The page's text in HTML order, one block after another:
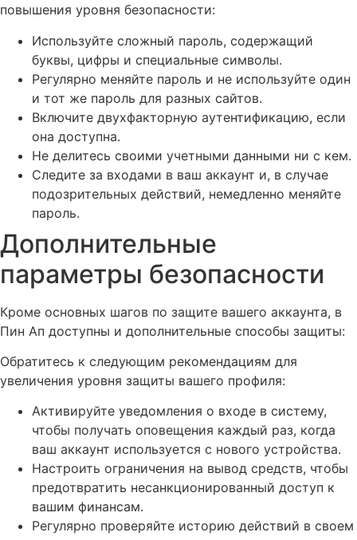
повышения уровня безопасности:
Используйте сложный пароль, содержащий
буквы, цифры и специальные символы.
Регулярно меняйте пароль и не используйте один
и тот же пароль для разных сайтов.
Включите двухфакторную аутентификацию, если
она доступна.
Не делитесь своими учетными данными ни с кем.
Следите за входами в ваш аккаунт и, в случае
подозрительных действий, немедленно меняйте
пароль.
Дополнительные
параметры безопасности
Кроме основных шагов по защите вашего аккаунта, в
Пин Ап доступны и дополнительные способы защиты:
Обратитесь к следующим рекомендациям для
увеличения уровня защиты вашего профиля:
Активируйте уведомления о входе в систему,
чтобы получать оповещения каждый раз, когда
ваш аккаунт используется с нового устройства.
Настроить ограничения на вывод средств, чтобы
предотвратить несанкционированный доступ к
вашим финансам.
Регулярно проверяйте историю действий в своем